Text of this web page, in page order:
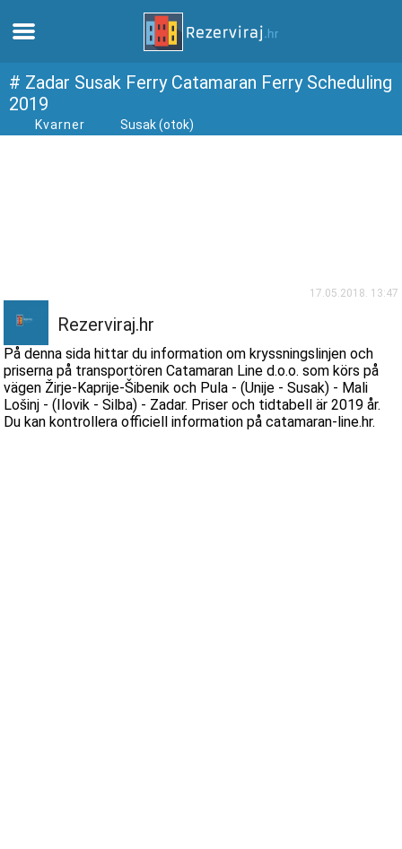
Hem
Lägenheter
Möt Kroatien
museer
# Zadar Susak Ferry Catamaran Ferry Scheduling
2019
Kvarner Susak (otok)
17.05.2018. 13:47
Rezerviraj.hr
På denna sida hittar du information om kryssningslinjen och
priserna på transportören Catamaran Line d.o.o. som körs på
vägen Žirje-Kaprije-Šibenik och Pula - (Unije - Susak) - Mali
Lošinj - (Ilovik - Silba) - Zadar. Priser och tidtabell är 2019 år.
Du kan kontrollera officiell information på catamaran-line.hr.